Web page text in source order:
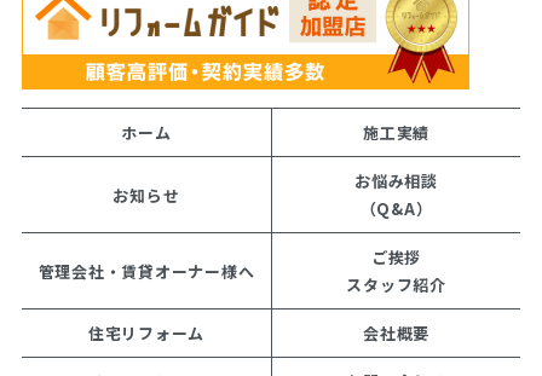
ホーム 施工実績
お知らせ
お悩み相談
（Q&A）
管理会社・賃貸オーナー様へ
ご挨拶
スタッフ紹介
住宅リフォーム 会社概要